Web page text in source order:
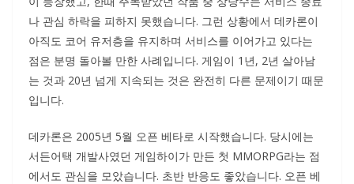
나 관심 하락을 피하지 못했습니다. 그런 상황에서 데카론이
아직도 코어 유저층을 유지하며 서비스를 이어가고 있다는
점은 분명 돌아볼 만한 사례입니다. 게임이 1년, 2년 살아남
는 것과 20년 넘게 지속되는 것은 완전히 다른 문제이기 때문
입니다.
데카론은 2005년 5월 오픈 베타로 시작했습니다. 당시에는
서든어택 개발사였던 게임하이가 만든 첫 MMORPG라는 점
에서도 관심을 모았습니다. 초반 반응도 좋았습니다. 오픈 베